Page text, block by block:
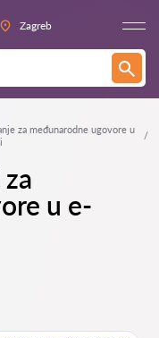
Zagreb
za međunarodne ugovore u
u e-